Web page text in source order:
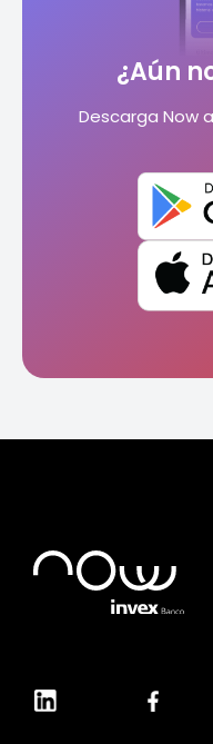
¿Aún
Descarga Now